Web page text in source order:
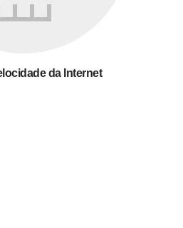
da Internet